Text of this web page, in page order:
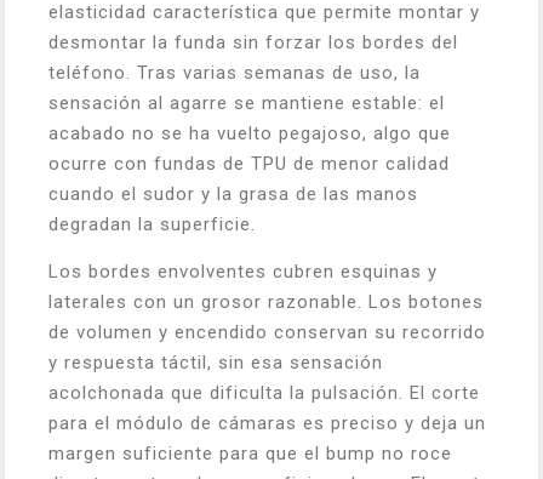
elasticidad característica que permite montar y
desmontar la funda sin forzar los bordes del
teléfono. Tras varias semanas de uso, la
sensación al agarre se mantiene estable: el
acabado no se ha vuelto pegajoso, algo que
ocurre con fundas de TPU de menor calidad
cuando el sudor y la grasa de las manos
degradan la superficie.
Los bordes envolventes cubren esquinas y
laterales con un grosor razonable. Los botones
de volumen y encendido conservan su recorrido
y respuesta táctil, sin esa sensación
acolchonada que dificulta la pulsación. El corte
para el módulo de cámaras es preciso y deja un
margen suficiente para que el bump no roce